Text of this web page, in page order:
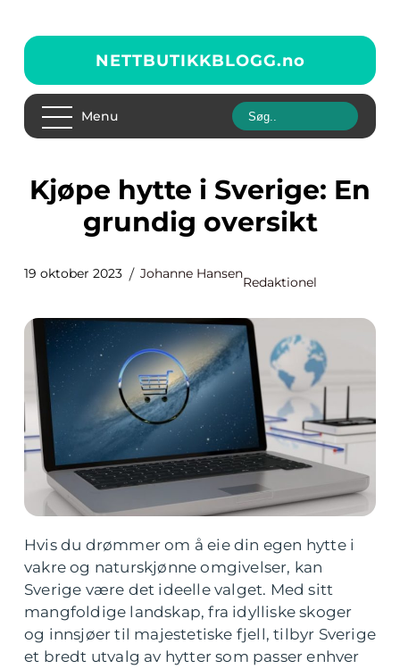
NETTBUTIKKBLOGG.no
Menu
Kjøpe hytte i Sverige: En
grundig oversikt
19 oktober 2023 Johanne Hansen
Redaktionel
Hvis du drømmer om å eie din egen hytte i
vakre og naturskjønne omgivelser, kan
Sverige være det ideelle valget. Med sitt
mangfoldige landskap, fra idylliske skoger
og innsjøer til majestetiske fjell, tilbyr Sverige
et bredt utvalg av hytter som passer enhver